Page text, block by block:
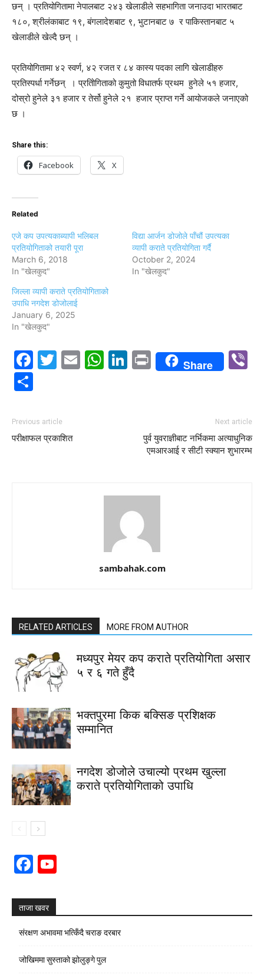
छन् । प्रतियोगितामा नेपालबाट २४३ खेलाडीले सहभागिता जनाउदा भारतबाट
१८०, श्रीलंकाबाट १९, बंगलादेशबाट ९, भुटानबाट ७ र पाकिस्तानबाट ५
खेलाडीले खेल्दै छन् ।
प्रतियोगितामा ४२ स्वर्ण, ४२ रजत र ८४ कास्य पदका लागि खेलाडीहरु
प्रतिस्पर्धा गर्नेछन् । प्रतिोगिताको कुमुतो विधातर्फ प्रथम हुनेले ५१ हजार,
दोस्रो हुनेले ३१ हजार र तेर्सो हुनेले २१ हजार प्राप्त गर्ने आयोजकले जनाएको
छ ।
Share this:
Facebook X
Related
एजे कप उपत्यकाब्यापी भलिबल
प्रतियोगिताको तयारी पूरा
March 6, 2018
In "खेलकुद"
विद्या आर्जन डोजोले पाँचौं उपत्यका
व्यापी कराते प्रतियोगिता गर्दै
October 2, 2024
In "खेलकुद"
जिल्ला व्यापी कराते प्रतियोगिताको
उपाधि नगदेश डोजोलाई
January 6, 2025
In "खेलकुद"
Facebook
Twitter
EmailWhatsApp
LinkedIn
PrintShare
Previous article
परीक्षाफल प्रकाशित
Next article
पुर्व युवराज्ञीबाट नर्भिकमा अत्याधुनिक
एमआरआई र सीटी स्क्यान शुभारम्भ
sambahak.com
RELATED ARTICLES MORE FROM AUTHOR
मध्यपुर मेयर कप कराते प्रतियोगिता असार
५ र ६ गते हुँदै
भक्तपुरमा किक बक्सिङ प्रशिक्षक
सम्मानित
नगदेश डोजोले उचाल्यो प्रथम खुल्ला
कराते प्रतियोगिताको उपाधि
Facebook
ताजा खवर
संरक्षण अभावमा भत्किँदै चराङ दरबार
जोखिममा सुस्ताको झोलुङ्गे पुल